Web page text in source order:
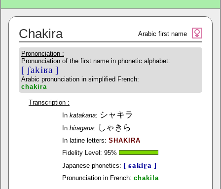
Chakira Arabic first name
Prononciation :
Pronunciation of the first name in phonetic alphabet:
[ ʃakiʁa ]
Arabic pronunciation in simplified French:
chakira
Transcription :
In katakana: シャキラ
In hiragana: しゃきら
In latine letters: SHAKIRA
Fidelity Level: 95%
Japanese phonetics: [ ɕakiɽa ]
Pronunciation in French: chakila